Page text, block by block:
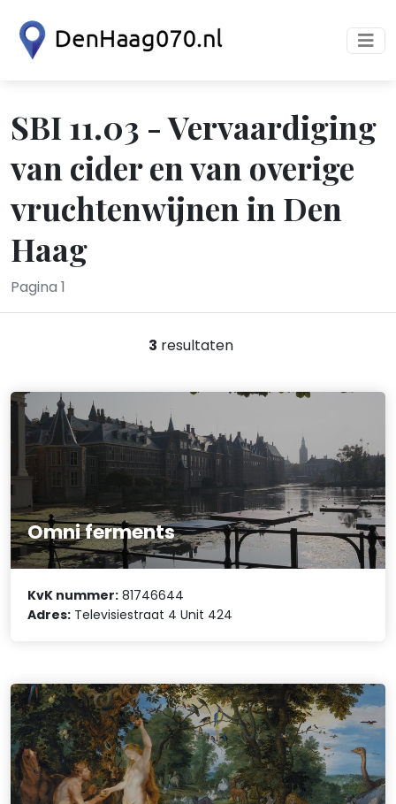
SBI 11.03 - Vervaardiging
van cider en van overige
vruchtenwijnen in Den
Haag
Pagina 1
3 resultaten
Omni ferments
KvK nummer: 81746644
Adres: Televisiestraat 4 Unit 424